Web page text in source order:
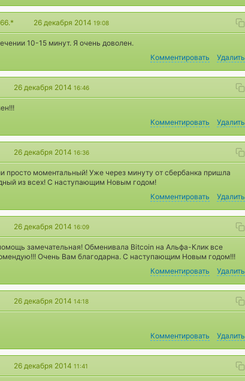
26 декабря 2014 19:08
10-15 минут. Я очень доволен.
Комментировать
Удалить
26 декабря 2014 16:46
Комментировать
Удалить
26 декабря 2014 16:36
просто моментальный! Уже через минуту от сбербанка пришла
из всех! С наступающим Новым годом!
Комментировать
Удалить
26 декабря 2014 16:09
замечательная! Обменивала Bitcoin на Альфа-Клик все
Очень Вам благодарна. С наступающим Новым годом!!!
Комментировать
Удалить
26 декабря 2014 14:18
Комментировать
Удалить
26 декабря 2014 11:41